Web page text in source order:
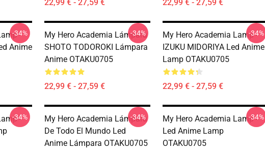
22,99 € - 27,59 € 22,99 € - 27,59 €
-
Anime
-34%
My Hero Academia Lámpara
SHOTO TODOROKI Lámpara
Anime OTAKU0705
22,99 € - 27,59 €
-34%
My Hero Academia Lamp -
IZUKU MIDORIYA Led Anime
Lamp OTAKU0705
22,99 € - 27,59 €
-34%
-
-34%
My Hero Academia Lámpara
De Todo El Mundo Led
Anime Lámpara OTAKU0705
-34%
My Hero Academia Lamp -
Led Anime Lamp
OTAKU0705
-34%